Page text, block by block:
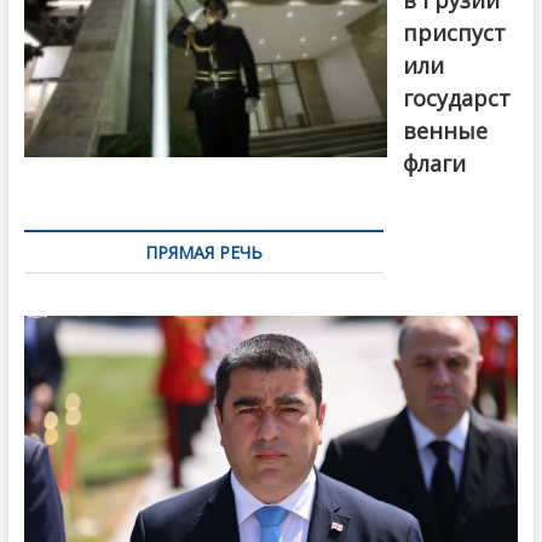
приспуст
или
государст
венные
флаги
ПРЯМАЯ РЕЧЬ